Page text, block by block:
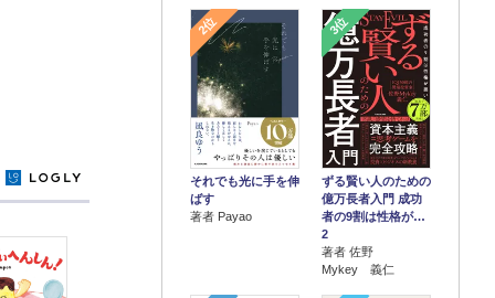
2位
それでも光に手を伸
ばす
著者 Payao
3位
ずる賢い人のための
億万長者入門 成功
者の9割は性格が…
2
著者 佐野
Mykey 義仁